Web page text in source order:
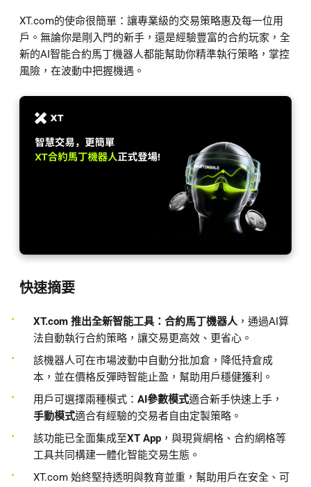
XT.com的使命很簡單：讓專業級的交易策略惠及每一位用
戶。無論你是剛入門的新手，還是經驗豐富的合約玩家，全
新的AI智能合約馬丁機器人都能幫助你精準執行策略，掌控
風險，在波動中把握機遇。
快速摘要
XT.com 推出全新智能工具：合約馬丁機器人，通過AI算
法自動執行合約策略，讓交易更高效、更省心。
該機器人可在市場波動中自動分批加倉，降低持倉成
本，並在價格反彈時智能止盈，幫助用戶穩健獲利。
用戶可選擇兩種模式： AI參數模式適合新手快速上手，
手動模式適合有經驗的交易者自由定製策略。
該功能已全面集成至XT App ，與現貨網格、合約網格等
工具共同構建一體化智能交易生態。
XT.com 始終堅持透明與教育並重，幫助用戶在安全、可